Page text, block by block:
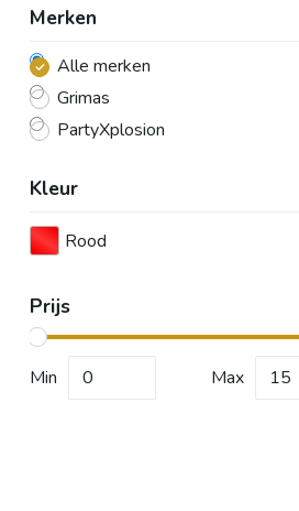
Merken
Alle merken
Grimas
PartyXplosion
Kleur
Rood
Prijs
Min Max